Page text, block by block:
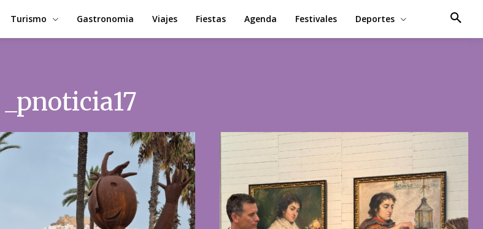
Turismo Gastronomia Viajes Fiestas Agenda Festivales Deportes
_pnoticia17